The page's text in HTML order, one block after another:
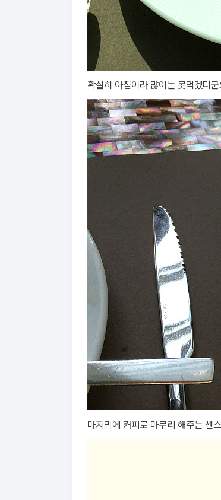
확실히 아침이라 많이는 못먹겠더
마지막에 커피로 마무리 해주는 센